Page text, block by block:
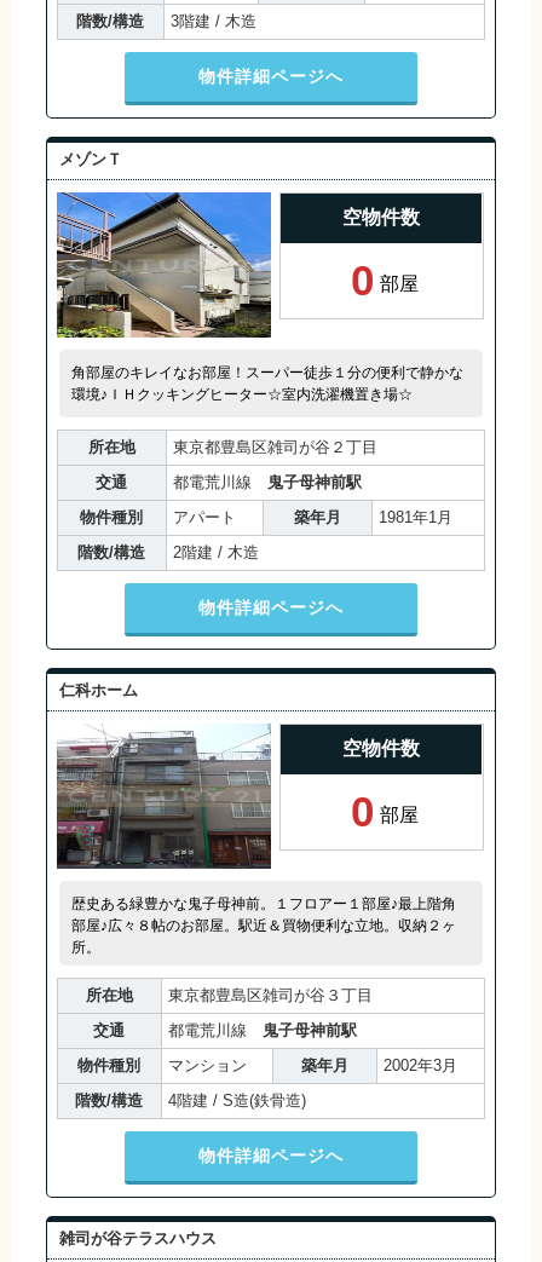
階数/構造
3階建 / 木造
物件詳細ページへ
メゾンＴ
空物件数
0 部屋
角部屋のキレイなお部屋！スーパー徒歩１分の便利で静かな
環境♪ＩＨクッキングヒーター☆室内洗濯機置き場☆
所在地
東京都豊島区雑司が谷２丁目
交通
都電荒川線
鬼子母神前駅
物件種別
アパート 築年月
1981年1月
階数/構造
2階建 / 木造
物件詳細ページへ
仁科ホーム
空物件数
0 部屋
歴史ある緑豊かな鬼子母神前。１フロアー１部屋♪最上階角
部屋♪広々８帖のお部屋。駅近＆買物便利な立地。収納２ヶ
所。
所在地
東京都豊島区雑司が谷３丁目
交通
都電荒川線
鬼子母神前駅
物件種別
マンション 築年月
2002年3月
階数/構造
4階建 / S造(鉄骨造)
物件詳細ページへ
雑司が谷テラスハウス